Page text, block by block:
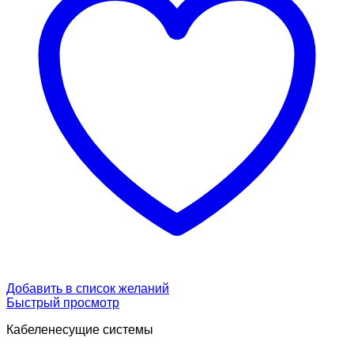
Добавить в список желаний
Быстрый просмотр
Кабеленесущие системы